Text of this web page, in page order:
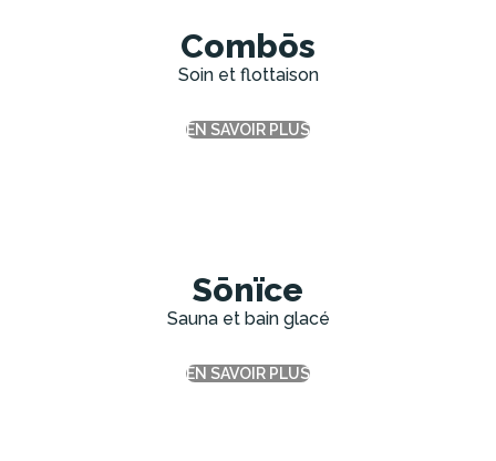
Combōs
Soin et flottaison
EN SAVOIR PLUS
Sōnïce
Sauna et bain glacé
EN SAVOIR PLUS